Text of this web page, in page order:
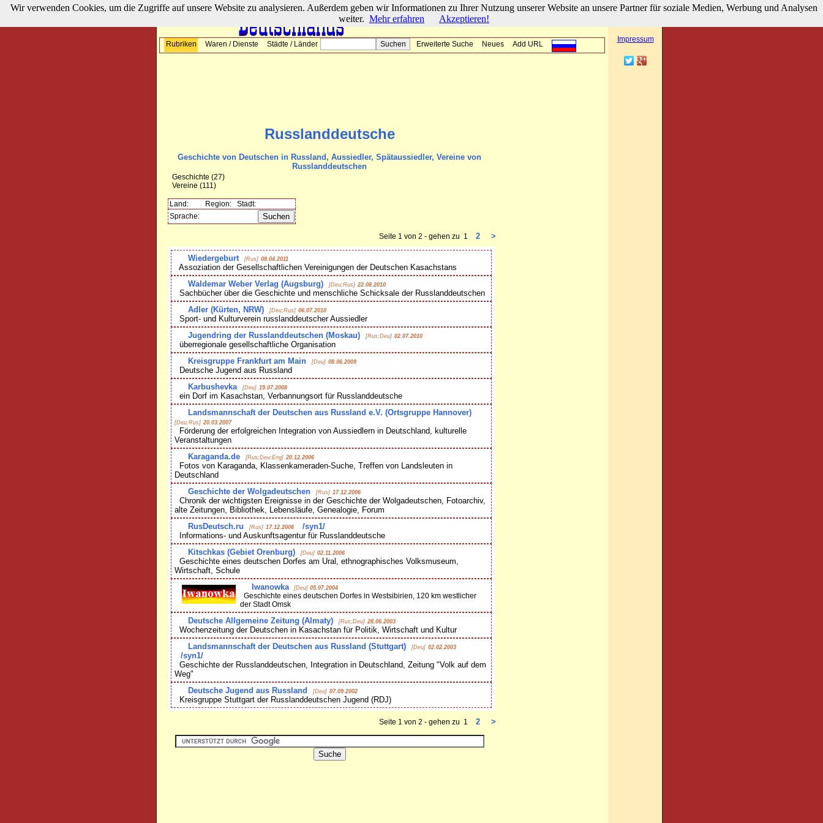
Rubriken Waren / Dienste Städte / Länder Erweiterte Suche Neues Add URL
Russlanddeutsche
Geschichte von Deutschen in Russland, Aussiedler, Spätaussiedler, Vereine von
Russlanddeutschen
Geschichte (27)
Vereine (111)
Land: Region:
Stadt:
Sprache:
Seite 1 von 2 - gehen zu 1 2 >
Wiedergeburt [Rus] 08.04.2011
Assoziation der Gesellschaftlichen Vereinigungen der Deutschen Kasachstans
Waldemar Weber Verlag (Augsburg)
[Deu;Rus] 22.08.2010
Sachbücher über die Geschichte und menschliche Schicksale der Russlanddeutschen
Adler (Kürten, NRW)
[Deu;Rus] 06.07.2010
Sport- und Kulturverein russlanddeutscher Aussiedler
Jugendring der Russlanddeutschen (Moskau)
[Rus;Deu] 02.07.2010
überregionale gesellschaftliche Organisation
Kreisgruppe Frankfurt am Main
[Deu] 08.06.2009
Deutsche Jugend aus Russland
Karbushevka
[Deu] 19.07.2008
ein Dorf im Kasachstan, Verbannungsort für Russlanddeutsche
Landsmannschaft der Deutschen aus Russland e.V. (Ortsgruppe Hannover)
[Deu;Rus] 20.03.2007
Förderung der erfolgreichen Integration von Aussiedlern in Deutschland, kulturelle
Veranstaltungen
Karaganda.de
[Rus;Deu;Eng] 20.12.2006
Fotos von Karaganda, Klassenkameraden-Suche, Treffen von Landsleuten in
Deutschland
Geschichte der Wolgadeutschen
[Rus] 17.12.2006
Chronik der wichtigsten Ereignisse in der Geschichte der Wolgadeutschen, Fotoarchiv,
alte Zeitungen, Bibliothek, Lebensläufe, Genealogie, Forum
RusDeutsch.ru
[Rus] 17.12.2006
/syn1/
Informations- und Auskunftsagentur für Russlanddeutsche
Kitschkas (Gebiet Orenburg)
[Deu] 02.11.2006
Geschichte eines deutschen Dorfes am Ural, ethnographisches Volksmuseum,
Wirtschaft, Schule
Iwanowka
[Deu] 05.07.2004
Geschichte eines deutschen Dorfes in Westsibirien, 120 km westlicher
der Stadt Omsk
Deutsche Allgemeine Zeitung (Almaty) [Rus;Deu] 28.06.2003
Wochenzeitung der Deutschen in Kasachstan für Politik, Wirtschaft und Kultur
Landsmannschaft der Deutschen aus Russland (Stuttgart)
[Deu] 02.02.2003
/syn1/
Geschichte der Russlanddeutschen, Integration in Deutschland, Zeitung "Volk auf dem
Weg"
Deutsche Jugend aus Russland
[Deu] 07.09.2002
Kreisgruppe Stuttgart der Russlanddeutschen Jugend (RDJ)
Seite 1 von 2 - gehen zu 1 2 >
hier klicken
Impressum
Wir verwenden Cookies, um die Zugriffe auf unsere Website zu analysieren. Außerdem geben wir Informationen zu Ihrer Nutzung unserer Website an unsere Partner für soziale Medien, Werbung und Analysen
weiter. Mehr erfahren Akzeptieren!